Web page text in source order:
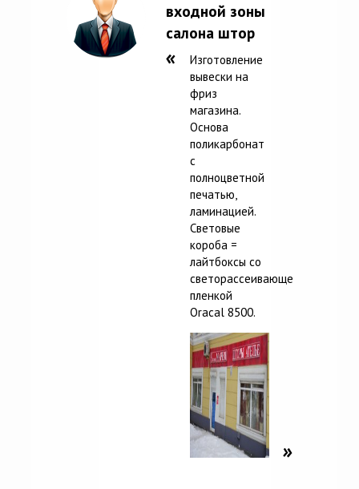
входной зоны
салона штор
Изготовление
вывески на
фриз
магазина.
Основа
поликарбонат
с
полноцветной
печатью,
ламинацией.
Световые
короба =
лайтбоксы со
светорассеивающей
пленкой
Oracal 8500.